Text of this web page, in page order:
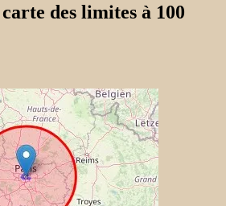
des limites à 100